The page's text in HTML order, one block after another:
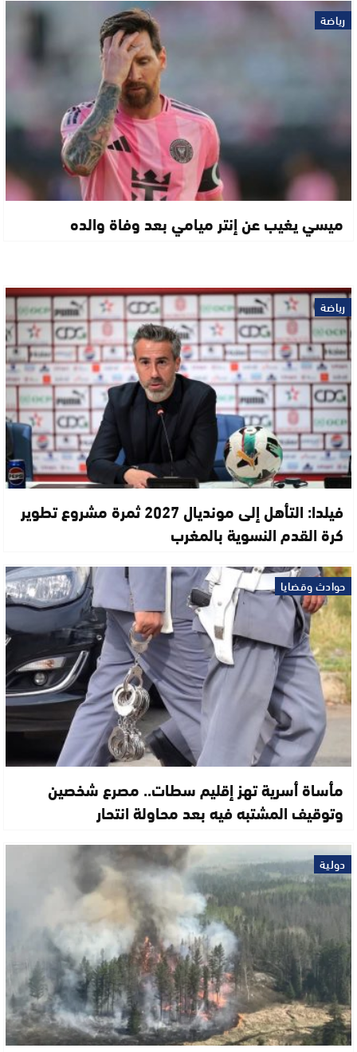
رياضة
ميسي يغيب عن إنتر ميامي بعد وفاة والده
رياضة
فيلدا: التأهل إلى مونديال 2027 ثمرة مشروع تطوير
كرة القدم النسوية بالمغرب
حوادث وقضايا
مأساة أسرية تهز إقليم سطات.. مصرع شخصين
وتوقيف المشتبه فيه بعد محاولة انتحار
دولية